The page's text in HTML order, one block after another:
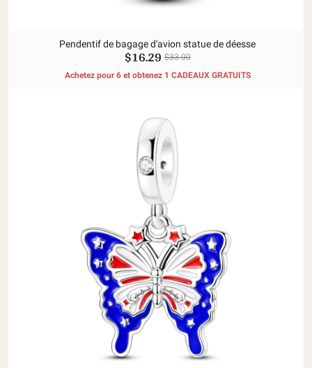
Pendentif de bagage d'avion statue de déesse
$16.29 $33.00
Achetez pour 6 et obtenez 1 CADEAUX GRATUITS